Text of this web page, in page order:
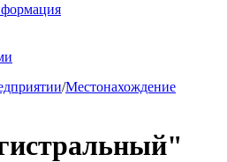
/Местонахождение